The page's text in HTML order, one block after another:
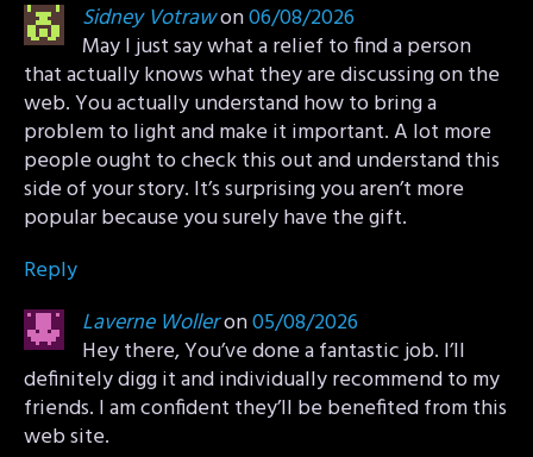
Sidney Votrawon06/08/2026
May I just say what a relief to find a person
that actually knows what they are discussing on the
web. You actually understand how to bring a
problem to light and make it important. A lot more
people ought to check this out and understand this
side of your story. It’s surprising you aren’t more
popular because you surely have the gift.
Reply
Laverne Wolleron05/08/2026
Hey there, You’ve done a fantastic job. I’ll
definitely digg it and individually recommend to my
friends. I am confident they’ll be benefited from this
web site.